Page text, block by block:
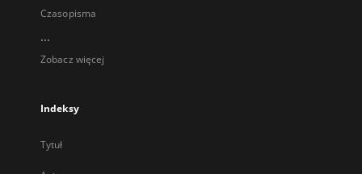
Czasopisma
...
Zobacz więcej
Indeksy
Tytuł